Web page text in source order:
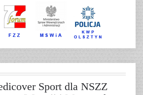
Sport dla NSZZ